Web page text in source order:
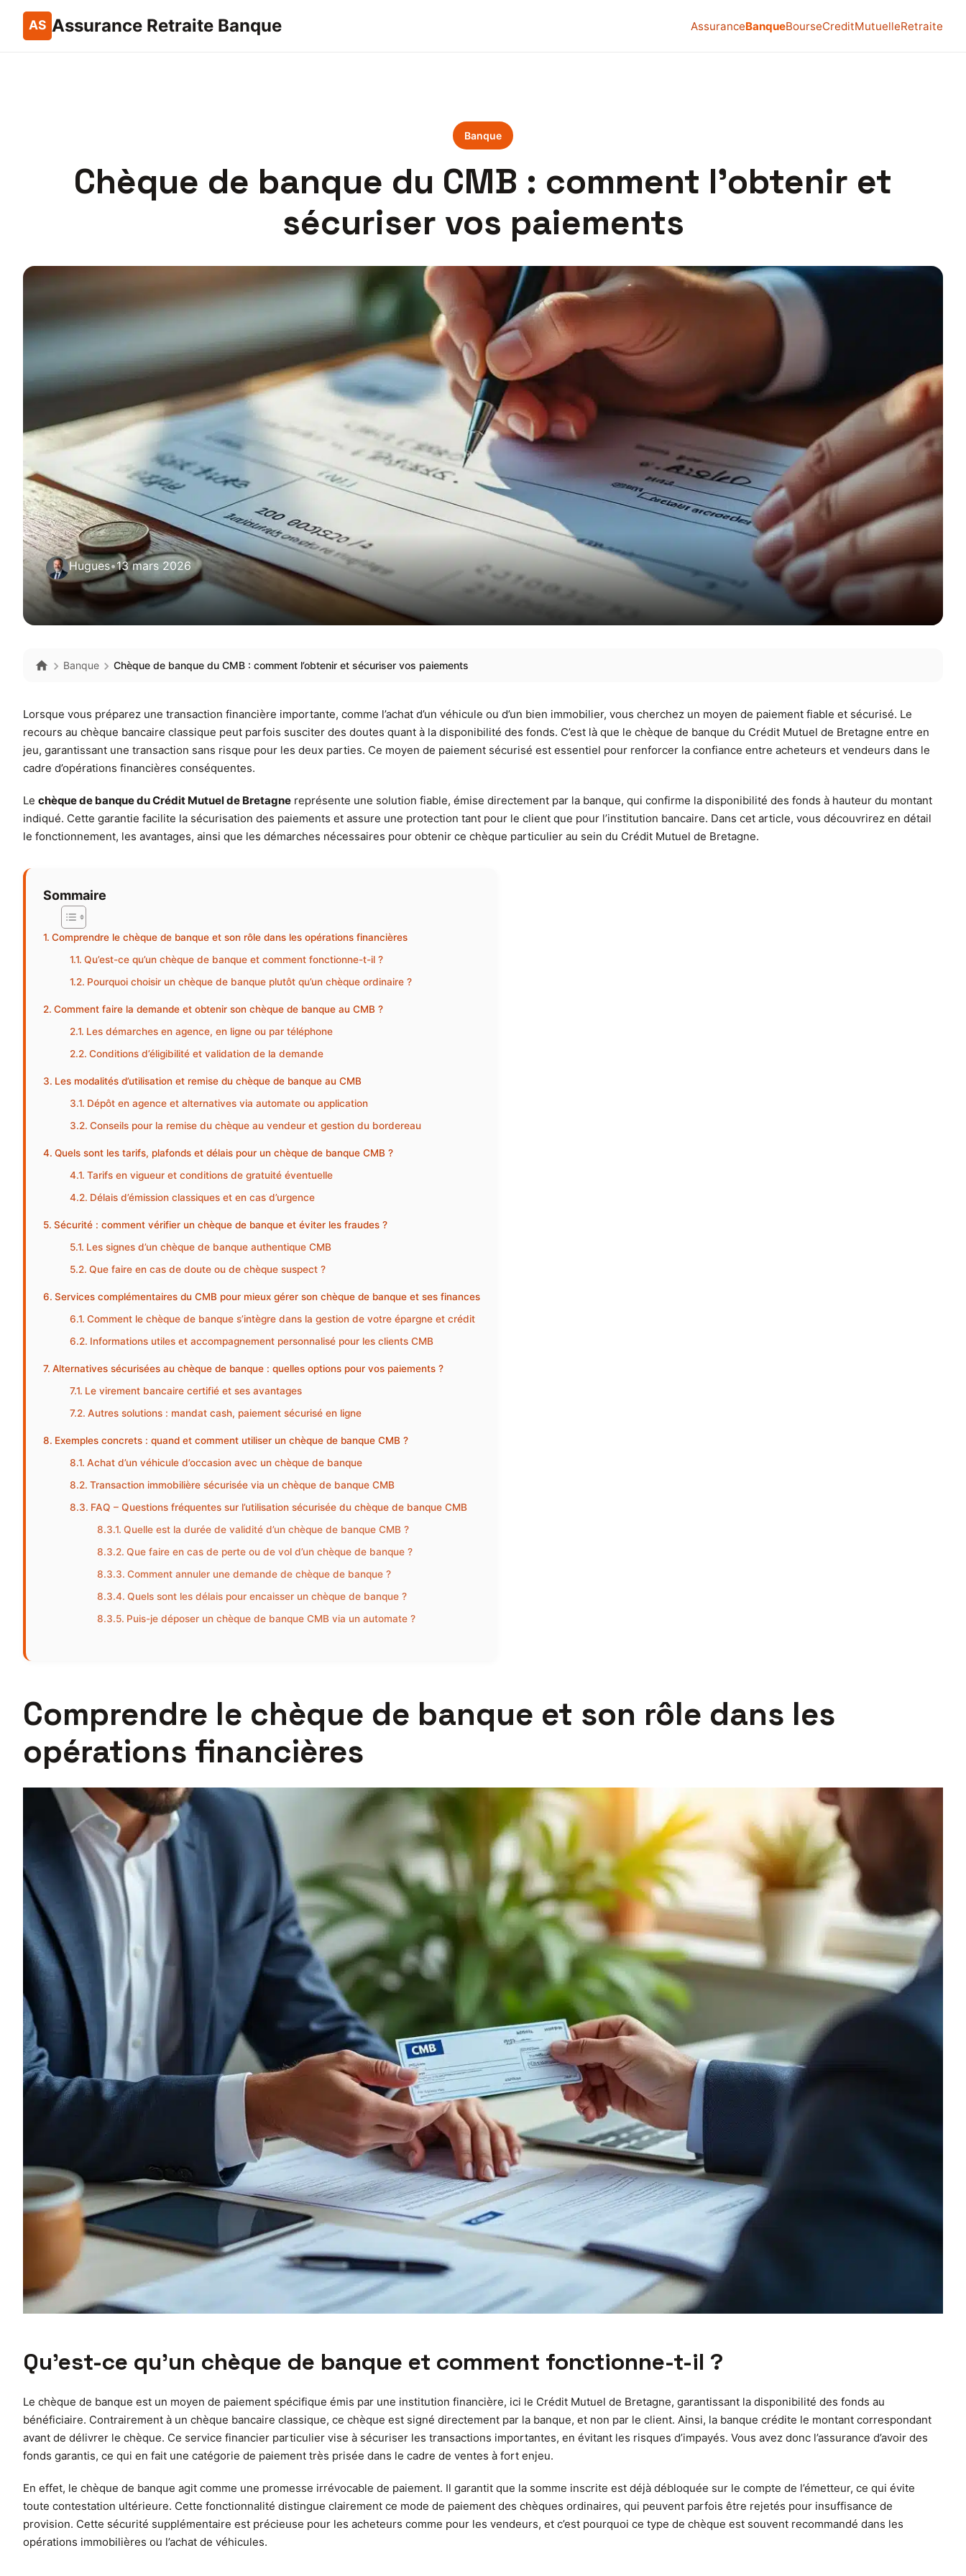
Assurance Retraite Banque AssuranceBanqueBourseCreditMutuelleRetraite
Banque
Chèque de banque du CMB : comment l’obtenir et
sécuriser vos paiements
Hugues•13 mars 2026
Banque Chèque de banque du CMB : comment l’obtenir et sécuriser vos paiements
Lorsque vous préparez une transaction financière importante, comme l’achat d’un véhicule ou d’un bien immobilier, vous cherchez un moyen de paiement fiable et sécurisé. Le
recours au chèque bancaire classique peut parfois susciter des doutes quant à la disponibilité des fonds. C’est là que le chèque de banque du Crédit Mutuel de Bretagne entre en
jeu, garantissant une transaction sans risque pour les deux parties. Ce moyen de paiement sécurisé est essentiel pour renforcer la confiance entre acheteurs et vendeurs dans le
cadre d’opérations financières conséquentes.
Le chèque de banque du Crédit Mutuel de Bretagne représente une solution fiable, émise directement par la banque, qui confirme la disponibilité des fonds à hauteur du montant
indiqué. Cette garantie facilite la sécurisation des paiements et assure une protection tant pour le client que pour l’institution bancaire. Dans cet article, vous découvrirez en détail
le fonctionnement, les avantages, ainsi que les démarches nécessaires pour obtenir ce chèque particulier au sein du Crédit Mutuel de Bretagne.
Sommaire
Comprendre le chèque de banque et son rôle dans les opérations financières
Qu’est-ce qu’un chèque de banque et comment fonctionne-t-il ?
Pourquoi choisir un chèque de banque plutôt qu’un chèque ordinaire ?
Comment faire la demande et obtenir son chèque de banque au CMB ?
Les démarches en agence, en ligne ou par téléphone
Conditions d’éligibilité et validation de la demande
Les modalités d’utilisation et remise du chèque de banque au CMB
Dépôt en agence et alternatives via automate ou application
Conseils pour la remise du chèque au vendeur et gestion du bordereau
Quels sont les tarifs, plafonds et délais pour un chèque de banque CMB ?
Tarifs en vigueur et conditions de gratuité éventuelle
Délais d’émission classiques et en cas d’urgence
Sécurité : comment vérifier un chèque de banque et éviter les fraudes ?
Les signes d’un chèque de banque authentique CMB
Que faire en cas de doute ou de chèque suspect ?
Services complémentaires du CMB pour mieux gérer son chèque de banque et ses finances
Comment le chèque de banque s’intègre dans la gestion de votre épargne et crédit
Informations utiles et accompagnement personnalisé pour les clients CMB
Alternatives sécurisées au chèque de banque : quelles options pour vos paiements ?
Le virement bancaire certifié et ses avantages
Autres solutions : mandat cash, paiement sécurisé en ligne
Exemples concrets : quand et comment utiliser un chèque de banque CMB ?
Achat d’un véhicule d’occasion avec un chèque de banque
Transaction immobilière sécurisée via un chèque de banque CMB
FAQ – Questions fréquentes sur l’utilisation sécurisée du chèque de banque CMB
Quelle est la durée de validité d’un chèque de banque CMB ?
Que faire en cas de perte ou de vol d’un chèque de banque ?
Comment annuler une demande de chèque de banque ?
Quels sont les délais pour encaisser un chèque de banque ?
Puis-je déposer un chèque de banque CMB via un automate ?
Comprendre le chèque de banque et son rôle dans les
opérations financières
Qu’est-ce qu’un chèque de banque et comment fonctionne-t-il ?
Le chèque de banque est un moyen de paiement spécifique émis par une institution financière, ici le Crédit Mutuel de Bretagne, garantissant la disponibilité des fonds au
bénéficiaire. Contrairement à un chèque bancaire classique, ce chèque est signé directement par la banque, et non par le client. Ainsi, la banque crédite le montant correspondant
avant de délivrer le chèque. Ce service financier particulier vise à sécuriser les transactions importantes, en évitant les risques d’impayés. Vous avez donc l’assurance d’avoir des
fonds garantis, ce qui en fait une catégorie de paiement très prisée dans le cadre de ventes à fort enjeu.
En effet, le chèque de banque agit comme une promesse irrévocable de paiement. Il garantit que la somme inscrite est déjà débloquée sur le compte de l’émetteur, ce qui évite
toute contestation ultérieure. Cette fonctionnalité distingue clairement ce mode de paiement des chèques ordinaires, qui peuvent parfois être rejetés pour insuffisance de
provision. Cette sécurité supplémentaire est précieuse pour les acheteurs comme pour les vendeurs, et c’est pourquoi ce type de chèque est souvent recommandé dans les
opérations immobilières ou l’achat de véhicules.